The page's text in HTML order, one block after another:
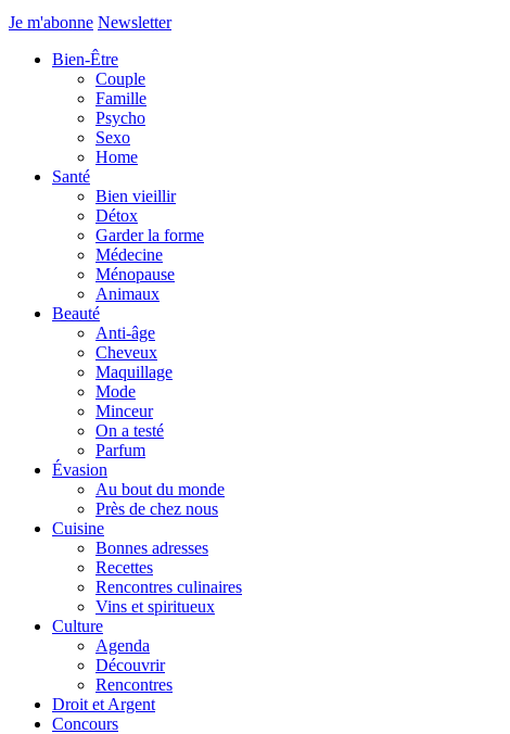
Je m'abonne Newsletter
Bien-Être
Couple
Famille
Psycho
Sexo
Home
Santé
Bien vieillir
Détox
Garder la forme
Médecine
Ménopause
Animaux
Beauté
Anti-âge
Cheveux
Maquillage
Mode
Minceur
On a testé
Parfum
Évasion
Au bout du monde
Près de chez nous
Cuisine
Bonnes adresses
Recettes
Rencontres culinaires
Vins et spiritueux
Culture
Agenda
Découvrir
Rencontres
Droit et Argent
Concours